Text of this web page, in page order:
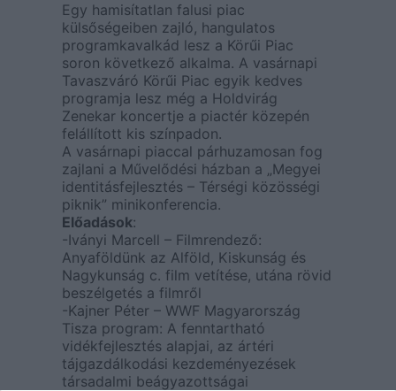
Egy hamisítatlan falusi piac
külsőségeiben zajló, hangulatos
programkavalkád lesz a Körűi Piac
soron következő alkalma. A vasárnapi
Tavaszváró Körűi Piac egyik kedves
programja lesz még a Holdvirág
Zenekar koncertje a piactér közepén
felállított kis színpadon.
A vasárnapi piaccal párhuzamosan fog
zajlani a Művelődési házban a „Megyei
identitásfejlesztés – Térségi közösségi
piknik” minikonferencia.
Előadások:
-Iványi Marcell – Filmrendező:
Anyaföldünk az Alföld, Kiskunság és
Nagykunság c. film vetítése, utána rövid
beszélgetés a filmről
-Kajner Péter – WWF Magyarország
Tisza program: A fenntartható
vidékfejlesztés alapjai, az ártéri
tájgazdálkodási kezdeményezések
társadalmi beágyazottságai